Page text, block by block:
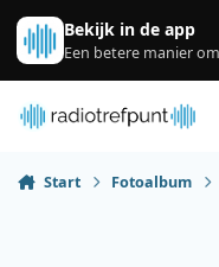
Spring naar bijdragen
Bekijk in de app
Een betere manier
Start Fotoalbum